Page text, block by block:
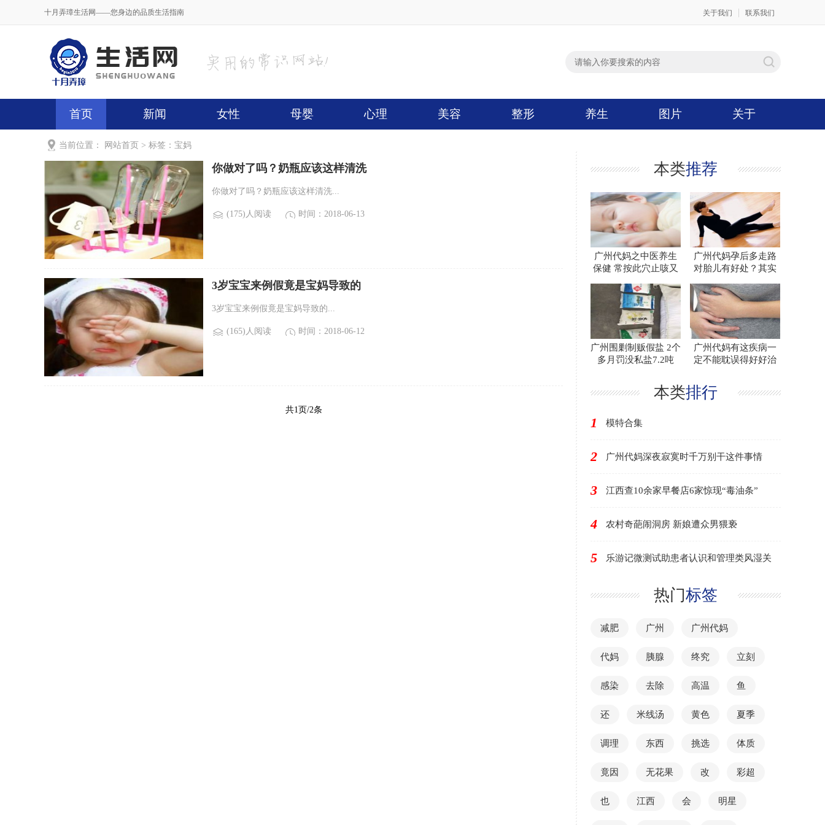
十月弄璋生活网——您身边的品质生活指南 关于我们 联系我们
首页 新闻 女性 母婴 心理 美容 整形 养生 图片 关于
当前位置： 网站首页 > 标签：宝妈
你做对了吗？奶瓶应该这样清洗
你做对了吗？奶瓶应该这样清洗...
(175)人阅读 时间：2018-06-13
3岁宝宝来例假竟是宝妈导致的
3岁宝宝来例假竟是宝妈导致的...
(165)人阅读 时间：2018-06-12
共1页/2条
本类推荐
广州代妈之中医养生
保健 常按此穴止咳又
广州代妈孕后多走路
对胎儿有好处？其实
广州围剿制贩假盐 2个
多月罚没私盐7.2吨
广州代妈有这疾病一
定不能耽误得好好治
本类排行
1 模特合集
2 广州代妈深夜寂寞时千万别干这件事情
3 江西查10余家早餐店6家惊现“毒油条”
4 农村奇葩闹洞房 新娘遭众男猥亵
5 乐游记微测试助患者认识和管理类风湿关
热门标签
减肥 广州 广州代妈
代妈 胰腺 终究 立刻
感染 去除 高温 鱼
还 米线汤 黄色 夏季
调理 东西 挑选 体质
竟因 无花果 改 彩超
也 江西 会 明星